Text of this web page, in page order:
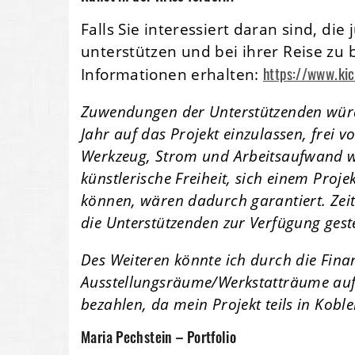
Falls Sie interessiert daran sind,
unterstützen und bei ihrer Reise zu
Informationen erhalten: https://
Zuwendungen der Unterstützenden
Jahr auf das Projekt einzulassen, frei
Werkzeug, Strom und
künstlerische Freiheit, sich einem
können, wären dadurch garantiert.
die Unterstützenden zur Verfügung
Des Weiteren könnte ich durch die
Ausstellungsräume/Werkstatträume
bezahlen, da mein Projekt teils in
Maria Pechstein – Portfolio